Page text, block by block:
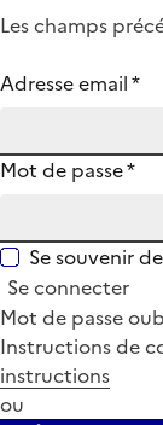
Les champs
Adresse email*
Mot de passe*
Se souvenir
Se connecter
Mot de passe
Instructions de
instructions
ou